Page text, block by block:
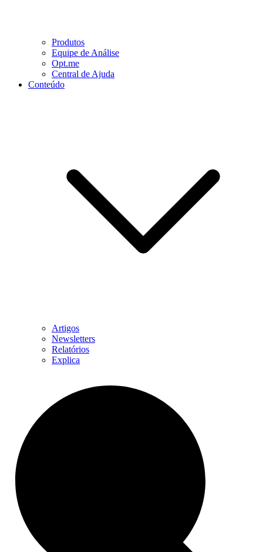
Produtos
Equipe de Análise
Opt.me
Central de Ajuda
Conteúdo
Artigos
Newsletters
Relatórios
Explica